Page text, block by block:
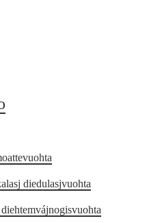
diedulasjvuohta